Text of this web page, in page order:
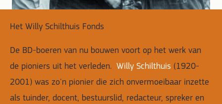
Het Willy Schilthuis Fonds
De BD-boeren van nu bouwen voort op het werk van
de pioniers uit het verleden. Willy Schilthuis (1920-
2001) was zo'n pionier die zich onvermoeibaar inzette
als tuinder, docent, bestuurslid, redacteur, spreker en